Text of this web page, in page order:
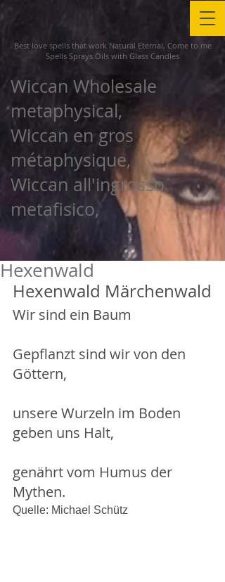
Best love spells that work Natural Eternal, Come to me
Spells Sprays Oils with Glass Candles
Wiccan Wholesale
metaphysical,
Wiccan en gros
métaphysique,
Wiccan all'ingrosso
metafisico,
Hexenwald
Hexenwald Märchenwald
Wir sind ein Baum
Gepflanzt sind wir von den
Göttern,
unsere Wurzeln im Boden
geben uns Halt,
genährt vom Humus der
Mythen.
Quelle: Michael Schütz